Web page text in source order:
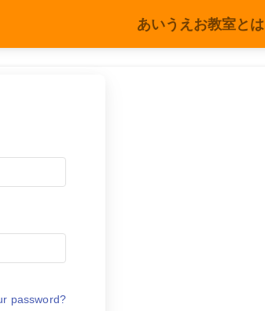
あいうえお教室とは
password?